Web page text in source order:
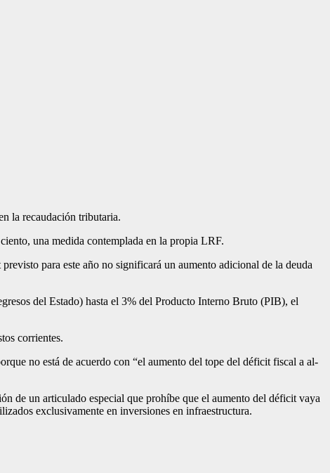
la re­caudación tributaria.
una medida contemplada en la propia LRF.
para este año no significa­rá un aumento adicional de la deuda
del Estado) hasta el 3% del Producto Interno Bruto (PIB), el
corrientes.
no está de acuer­do con “el aumento del tope del déficit fiscal a al­
de un articulado especial que prohíbe que el au­mento del déficit vaya
exclusivamente en inversiones en infraes­tructura.